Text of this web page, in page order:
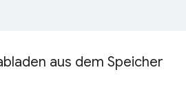
aus dem Speicher